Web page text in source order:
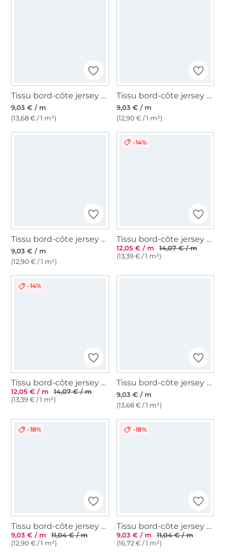
Tissu bord-côte jersey tubulaire lisse, bleu turquoise
9,03 € / m
(13,68 € / 1 m²)
Tissu bord-côte jersey tubulaire lisse, bleu denim
9,03 € / m
(12,90 € / 1 m²)
Tissu bord-côte jersey tubulaire lisse, lilas
9,03 € / m
(12,90 € / 1 m²)
-14%
Tissu bord-côte jersey tubulaire côtelé milleraies 45cm, menthe pâle chiné
12,05 € / m
14,07 € / m
(13,39 € / 1 m²)
-14%
Tissu bord-côte jersey tubulaire côtelé milleraies 45cm, marron chiné
12,05 € / m
14,07 € / m
(13,39 € / 1 m²)
Tissu bord-côte jersey tubulaire lisse, orange clair
9,03 € / m
(13,68 € / 1 m²)
-18%
Tissu bord-côte jersey tubulaire Emma, terracotta
9,03 € / m
11,04 € / m
(12,90 € / 1 m²)
-18%
Tissu bord-côte jersey tubulaire côtelé, terracotta
9,03 € / m
11,04 € / m
(16,72 € / 1 m²)